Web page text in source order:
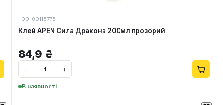
00-00115775
Клей APEN Сила Дракона 200мл прозорий
84,9 ₴
− +
В наявності